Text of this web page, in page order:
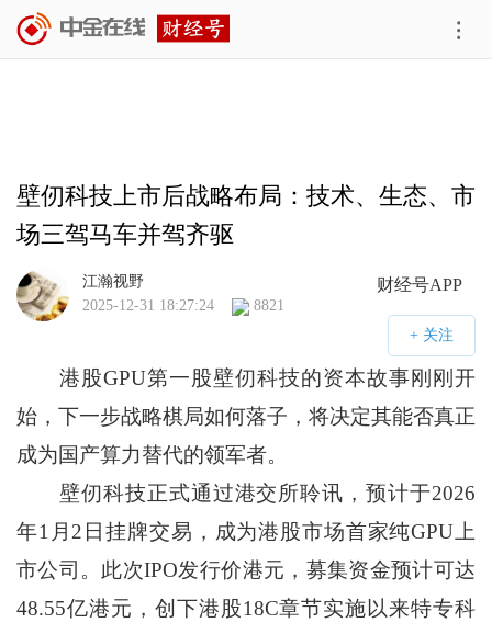
壁仞科技上市后战略布局：技术、生态、市
场三驾马车并驾齐驱
财经号APP
江瀚视野
2025-12-31 18:27:24
8821
港股GPU第一股壁仞科技的资本故事刚刚开
始，下一步战略棋局如何落子，将决定其能否真正
成为国产算力替代的领军者。
壁仞科技正式通过港交所聆讯，预计于2026
年1月2日挂牌交易，成为港股市场首家纯GPU上
市公司。此次IPO发行价港元，募集资金预计可达
48.55亿港元，创下港股18C章节实施以来特专科